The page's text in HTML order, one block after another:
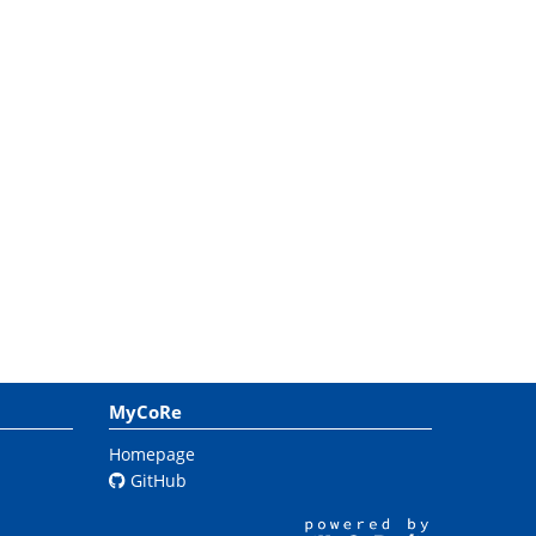
MyCoRe
Homepage
GitHub